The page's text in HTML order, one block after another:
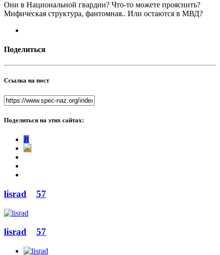
Они в Национальной гвардии? Что-то можете прояснить?
Мифическая структура, фантомная.. Или остаются в МВД?
Поделиться
Ссылка на пост
Поделиться на этих сайтах:
В
lisrad 57
lisrad 57